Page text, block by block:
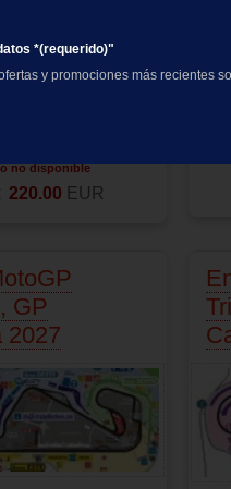
*(requerido)"
y promociones más recientes
días
no disponible
220.00 EUR
GP
2027